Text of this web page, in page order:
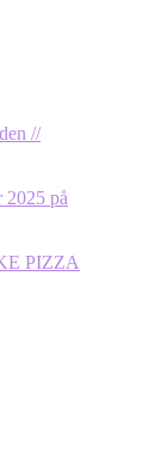
//
2025 på
PIZZA